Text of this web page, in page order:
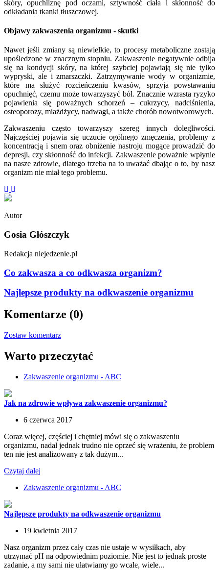
skóry, opuchliznę pod oczami, sztywność ciała i skłonność do
odkładania tkanki tłuszczowej.
Objawy zakwaszenia organizmu - skutki
Nawet jeśli zmiany są niewielkie, to procesy metaboliczne zostają
upośledzone w znacznym stopniu. Zakwaszenie negatywnie odbija
się na kondycji skóry, na której szybciej pojawiają się nie tylko
wypryski, ale i zmarszczki. Zatrzymywanie wody w organizmie,
które ma służyć rozcieńczeniu kwasów, sprzyja powstawaniu
opuchnięć, czemu może towarzyszyć ból. Znacznie wzrasta ryzyko
pojawienia się poważnych schorzeń – cukrzycy, nadciśnienia,
osteoporozy, miażdżycy, nadwagi, a także chorób nowotworowych.
Zakwaszeniu często towarzyszy szereg innych dolegliwości.
Najczęściej pojawia się uczucie ogólnego zmęczenia, problemy z
koncentracją i snem oraz obniżenie nastroju mogące prowadzić do
depresji, czy skłonność do infekcji. Zakwaszenie poważnie wpłynie
na nasze zdrowie, dlatego trzeba na to uważać dbając o to, by nasz
organizm nie miał tego problemu.
Autor
Gosia Głószczyk
Redakcja niejedzenie.pl
Co zakwasza a co odkwasza organizm?
Najlepsze produkty na odkwaszenie organizmu
Komentarze (0)
Zostaw komentarz
Warto przeczytać
Zakwaszenie organizmu - ABC
Jak na zdrowie wpływa zakwaszenie organizmu?
6 czerwca 2017
Coraz więcej, częściej i chętniej mówi się o zakwaszeniu
organizmu, nadal jednak trudno nie oprzeć się wrażeniu, że problem
ten nie jest analizowany z tak dużym...
Czytaj dalej
Zakwaszenie organizmu - ABC
Najlepsze produkty na odkwaszenie organizmu
19 kwietnia 2017
Nasz organizm przez cały czas nie ustaje w wysiłkach, aby
utrzymać pH na odpowiednim poziomie. Nie jest to jednak proste
zadanie, a my sami nie ułatwiamy go wcale, wiele...